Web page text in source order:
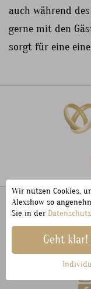
auch während
gerne mit den
sorgt für eine
Wir nutzen Cookies,
Alexshow so
Sie in der
Geht